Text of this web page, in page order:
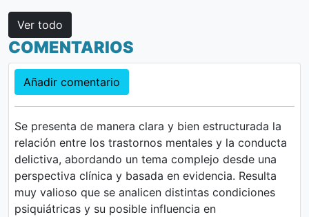
Ver todo
COMENTARIOS
Añadir comentario
Se presenta de manera clara y bien estructurada la
relación entre los trastornos mentales y la conducta
delictiva, abordando un tema complejo desde una
perspectiva clínica y basada en evidencia. Resulta
muy valioso que se analicen distintas condiciones
psiquiátricas y su posible influencia en